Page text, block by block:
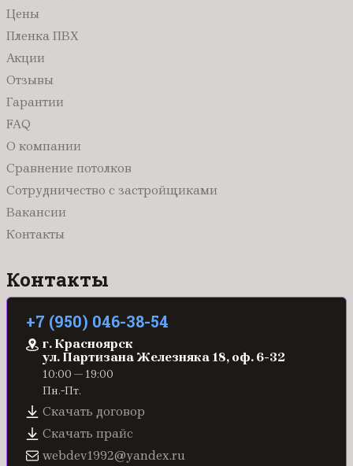
Цены
Пленка ПВХ
Акции
Отзывы
Гарантии
FAQ
О компании
Сравнение потолков
Сотрудничество с застройщиками
Вакансии
Контакты
Контакты
+7 (950) 046-38-54
г. Красноярск
ул. Партизана Железняка 18, оф. 6-32
10:00 — 19:00
Пн.-Пт.
Скачать договор
Скачать прайс
webdev1992@yandex.ru